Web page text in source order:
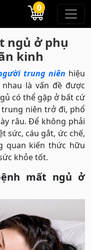
0
ngủ ở phụ
kinh
trung niên hiệu
là vấn đề được
có thể gặp ở bất cứ
niên trở đi, phổ
râu. Để không phải
sức, cáu gắt, ức chế,
quan kiến thức hữu
khỏe tốt.
mất ngủ ở